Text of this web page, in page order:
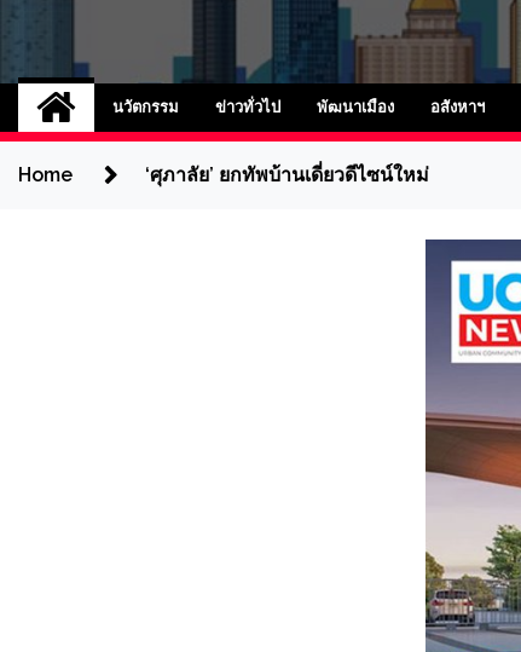
UCD
NEW
นวัตกรรม ข่าวทั่วไป พัฒนาเมือง อสังหาฯ
Home ‘ศุภาลัย’ ยกทัพบ้านเดี่ยวดีไซน์ใหม่